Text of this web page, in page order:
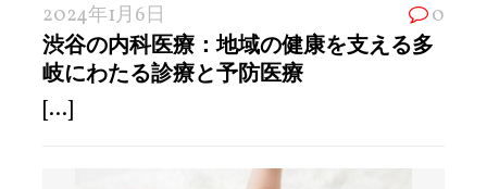
2024年1月6日 0
渋谷の内科医療：地域の健康を支える多
岐にわたる診療と予防医療
[...]